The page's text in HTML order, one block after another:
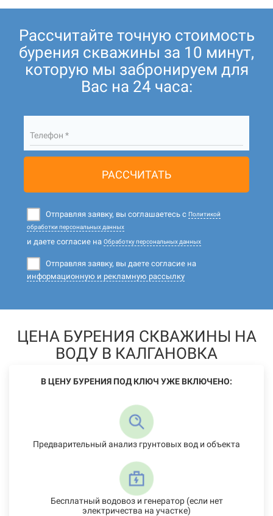
Рассчитайте точную стоимость
бурения скважины за 10 минут,
которую мы забронируем для
Вас на 24 часа:
Телефон *
РАССЧИТАТЬ
Отправляя заявку, вы соглашаетесь с Политикой
обработки персональных данных
и даете согласие на Обработку персональных данных
Отправляя заявку, вы даете согласие на
информационную и рекламную рассылку
ЦЕНА БУРЕНИЯ СКВАЖИНЫ НА
ВОДУ В КАЛГАНОВКА
В ЦЕНУ БУРЕНИЯ ПОД КЛЮЧ УЖЕ ВКЛЮЧЕНО:
Предварительный анализ грунтовых вод и объекта
Бесплатный водовоз и генератор (если нет
электричества на участке)